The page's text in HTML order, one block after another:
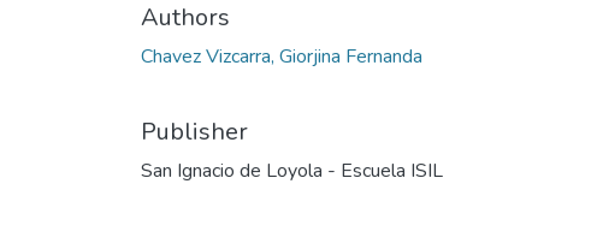
Authors
Chavez Vizcarra, Giorjina Fernanda
Publisher
San Ignacio de Loyola - Escuela ISIL